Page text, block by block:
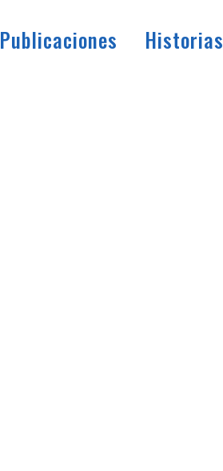
Publicaciones Historias